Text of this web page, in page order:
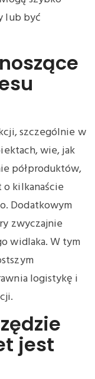
lub być
szczególnie w
wie, jak
półproduktów,
kilkanaście
Dodatkowym
zwyczajnie
widlaka. W tym
logistykę i
jest